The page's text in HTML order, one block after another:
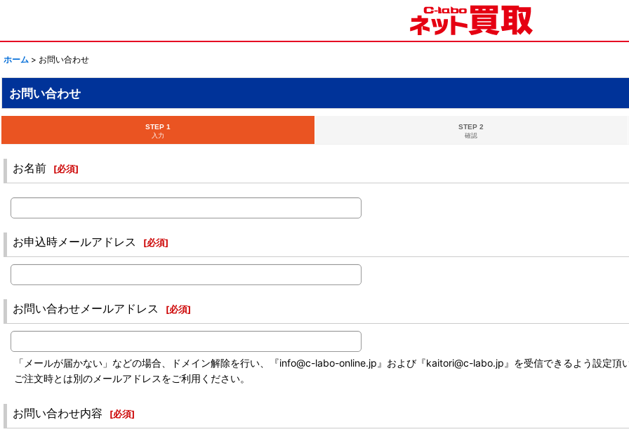
ホーム > お問い合わせ
お問い合わせ
STEP 1
入力
STEP 2
確認
お名前 [必須]
お申込時メールアドレス [必須]
お問い合わせメールアドレス [必須]
「メールが届かない」などの場合、ドメイン解除を行い、『info@c-labo-online.jp』および『kaitori@c-labo.jp』を受信できるよう設定頂
ご注文時とは別のメールアドレスをご利用ください。
お問い合わせ内容 [必須]